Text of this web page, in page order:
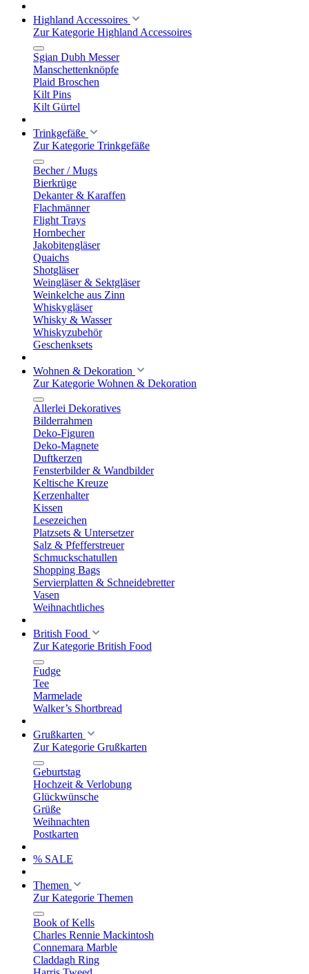
Highland Accessoires
Zur Kategorie Highland Accessoires
Sgian Dubh Messer
Manschettenknöpfe
Plaid Broschen
Kilt Pins
Kilt Gürtel
Trinkgefäße
Zur Kategorie Trinkgefäße
Becher / Mugs
Bierkrüge
Dekanter & Karaffen
Flachmänner
Flight Trays
Hornbecher
Jakobitengläser
Quaichs
Shotgläser
Weingläser & Sektgläser
Weinkelche aus Zinn
Whiskygläser
Whisky & Wasser
Whiskyzubehör
Geschenksets
Wohnen & Dekoration
Zur Kategorie Wohnen & Dekoration
Allerlei Dekoratives
Bilderrahmen
Deko-Figuren
Deko-Magnete
Duftkerzen
Fensterbilder & Wandbilder
Keltische Kreuze
Kerzenhalter
Kissen
Lesezeichen
Platzsets & Untersetzer
Salz & Pfefferstreuer
Schmuckschatullen
Shopping Bags
Servierplatten & Schneidebretter
Vasen
Weihnachtliches
British Food
Zur Kategorie British Food
Fudge
Tee
Marmelade
Walker’s Shortbread
Grußkarten
Zur Kategorie Grußkarten
Geburtstag
Hochzeit & Verlobung
Glückwünsche
Grüße
Weihnachten
Postkarten
% SALE
Themen
Zur Kategorie Themen
Book of Kells
Charles Rennie Mackintosh
Connemara Marble
Claddagh Ring